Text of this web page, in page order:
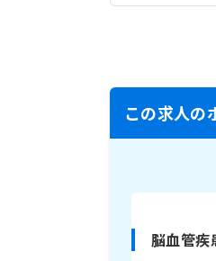
この求人の
脳血管疾